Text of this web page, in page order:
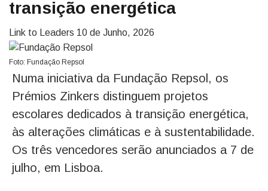
transição energética
Link to Leaders 10 de Junho, 2026
Foto: Fundação Repsol
Numa iniciativa da Fundação Repsol, os
Prémios Zinkers distinguem projetos
escolares dedicados à transição energética,
às alterações climáticas e à sustentabilidade.
Os três vencedores serão anunciados a 7 de
julho, em Lisboa.